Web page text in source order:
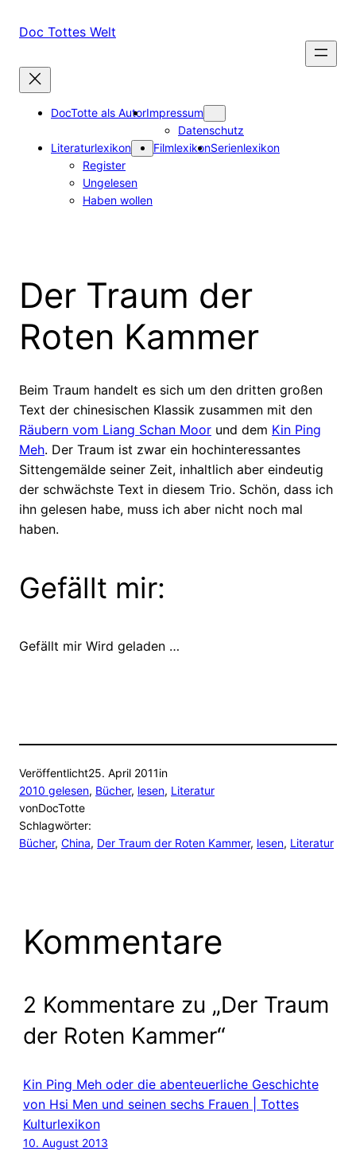
InhaltDoc Tottes Welt
DocTotte als AutorImpressum
Datenschutz
Literaturlexikon
Register
Ungelesen
Haben wollen
FilmlexikonSerienlexikon
Der Traum der
Roten Kammer
Beim Traum handelt es sich um den dritten großen
Text der chinesischen Klassik zusammen mit den
Räubern vom Liang Schan Moor und dem Kin Ping
Meh. Der Traum ist zwar ein hochinteressantes
Sittengemälde seiner Zeit, inhaltlich aber eindeutig
der schwächste Text in diesem Trio. Schön, dass ich
ihn gelesen habe, muss ich aber nicht noch mal
haben.
Gefällt mir:
Gefällt mir Wird geladen …
Veröffentlicht25. April 2011in
2010 gelesen, Bücher, lesen, Literatur
vonDocTotte
Schlagwörter:
Bücher, China, Der Traum der Roten Kammer, lesen, Literatur
Kommentare
2 Kommentare zu „Der Traum
der Roten Kammer“
Kin Ping Meh oder die abenteuerliche Geschichte
von Hsi Men und seinen sechs Frauen | Tottes
Kulturlexikon
10. August 2013